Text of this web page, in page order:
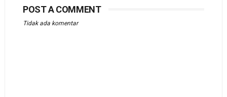
POST A COMMENT
Tidak ada komentar